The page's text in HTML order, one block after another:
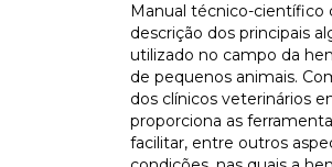
Manual técnico-científico
descrição dos principais
utilizado no campo da
de pequenos animais.
dos clínicos veterinários
proporciona as
facilitar, entre outros